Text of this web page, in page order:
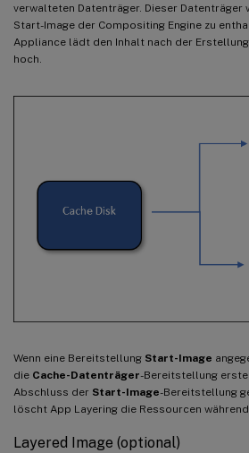
verwalteten Datenträger. Dieser Datenträger
Start-Image der Compositing Engine zu
Appliance lädt den Inhalt nach der
hoch.
Wenn eine Bereitstellung Start-Image
die Cache-Datenträger-Bereitstellung
Abschluss der Start-Image-Bereitstellung
löscht App Layering die Ressourcen
Layered Image (optional)